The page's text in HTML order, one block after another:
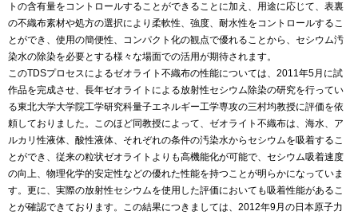
トの含有量をコントロールすることができることに加え、用途に応じて、表裏
の不織布素材や処方の選択により柔軟性、強度、耐水性をコントロールするこ
とができ、使用の簡便性、コンパクト化の観点で優れることから、セシウム汚
染水の除染を必要とする様々な場面での活用が期待されます。
このTDSプロセスによるゼオライト不織布の性能については、2011年5月に試
作品を完成させ、長年ゼオライトによる放射性セシウム除染の研究を行ってい
る東北大学大学院工学研究科量子エネルギー工学専攻の三村均教授に評価を依
頼しておりました。このほど同教授によって、ゼオライト不織布は、海水、ア
ルカリ性液体、酸性液体、それぞれの条件の汚染水からセシウムを吸着するこ
とができ、従来の粒状ゼオライトよりも高機能化が可能で、セシウム吸着速度
の向上、物理化学的安定性などの優れた性能を持つことが明らかになっていま
す。更に、実際の放射性セシウムを使用した評価においても吸着性能があるこ
とが確認できております。この結果につきましては、2012年9月の日本原子力